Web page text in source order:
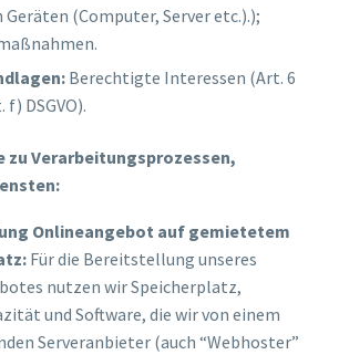
(Computer, Server etc.).);
Berechtigte Interessen (Art. 6
f) DSGVO).
zu Verarbeitungsprozessen,
Onlineangebot auf gemietetem
Für die Bereitstellung unseres
nutzen wir Speicherplatz,
und Software, die wir von einem
Serveranbieter (auch “Webhoster”